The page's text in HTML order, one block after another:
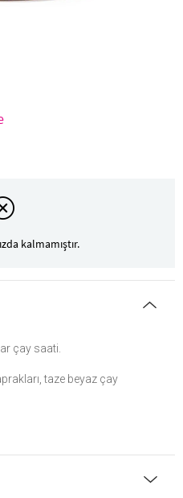
kalmamıştır.
çay saati.
taze beyaz çay